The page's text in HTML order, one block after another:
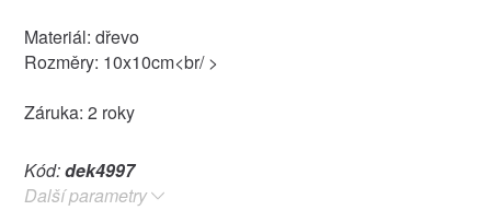
Materiál: dřevo
Rozměry: 10x10cm<br/ >
Záruka: 2 roky
Kód:dek4997
Další parametry